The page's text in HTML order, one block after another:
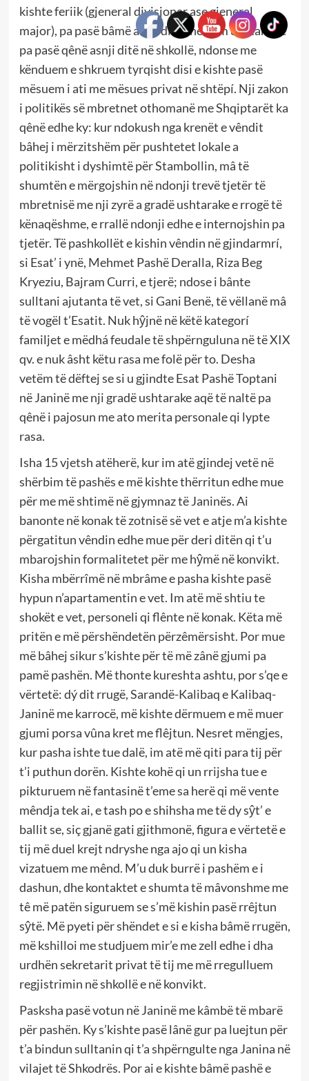
kishte feriik (gjeneral divisjonar ase gjeneral
major), pa pasë bâmë asnji ditë shërbim ushtarak e
pa pasë qênë asnji ditë në shkollë, ndonse me
kënduem e shkruem tyrqisht disi e kishte pasë
mësuem i ati me mësues privat në shtëpí. Nji zakon
i politikës së mbretnet othomanë me Shqiptarët ka
qênë edhe ky: kur ndokush nga krenët e vêndit
bâhej i mërzitshëm për pushtetet lokale a
politikisht i dyshimtë për Stambollin, mâ të
shumtën e mërgojshin në ndonji trevë tjetër të
mbretnisë me nji zyrë a gradë ushtarake e rrogë të
kënaqëshme, e rrallë ndonji edhe e internojshin pa
tjetër. Të pashkollët e kishin vêndin në gjindarmrí,
si Esat’ i ynë, Mehmet Pashë Deralla, Riza Beg
Kryeziu, Bajram Curri, e tjerë; ndose i bânte
sulltani ajutanta të vet, si Gani Benë, të vëllanë mâ
të vogël t’Esatit. Nuk hŷjnë në këtë kategorí
familjet e mëdhá feudale të shpërnguluna në të XIX
qv. e nuk âsht këtu rasa me folë për to. Desha
vetëm të dëftej se si u gjindte Esat Pashë Toptani
në Janinë me nji gradë ushtarake aqë të naltë pa
qênë i pajosun me ato merita personale qi lypte
rasa.
Isha 15 vjetsh atëherë, kur im atë gjindej vetë në
shërbim të pashës e më kishte thërritun edhe mue
për me më shtimë në gjymnaz të Janinës. Ai
banonte në konak të zotnisë së vet e atje m’a kishte
përgatitun vêndin edhe mue për deri ditën qi t’u
mbarojshin formalitetet për me hŷmë në konvikt.
Kisha mbërrîmë në mbrâme e pasha kishte pasë
hypun n’apartamentin e vet. Im atë më shtiu te
shokët e vet, personeli qi flênte në konak. Këta më
pritën e më përshëndetën përzêmërsisht. Por mue
më bâhej sikur s’kishte për të më zânë gjumi pa
pamë pashën. Më thonte kureshta ashtu, por s’qe e
vërtetë: dý dit rrugë, Sarandë-Kalibaq e Kalibaq-
Janinë me karrocë, më kishte dërmuem e më muer
gjumi porsa vûna kret me flêjtun. Nesret mëngjes,
kur pasha ishte tue dalë, im atë më qiti para tij për
t’i puthun dorën. Kishte kohë qi un rrijsha tue e
pikturuem në fantasinë t’eme sa herë qi më vente
mêndja tek ai, e tash po e shihsha me të dy sŷt’ e
ballit se, siç gjanë gati gjithmonë, figura e vërtetë e
tij më duel krejt ndryshe nga ajo qi un kisha
vizatuem me mênd. M’u duk burrë i pashëm e i
dashun, dhe kontaktet e shumta të mâvonshme me
tê më patën siguruem se s’më kishin pasë rrêjtun
sŷtë. Më pyeti për shëndet e si e kisha bâmë rrugën,
më kshilloi me studjuem mir’e me zell edhe i dha
urdhën sekretarit privat të tij me më rregulluem
regjistrimin në shkollë e në konvikt.
Pasksha pasë votun në Janinë me kâmbë të mbarë
për pashën. Ky s’kishte pasë lânë gur pa luejtun për
t’a bindun sulltanin qi t’a shpërngulte nga Janina në
vilajet të Shkodrës. Por ai e kishte bâmë pashë e